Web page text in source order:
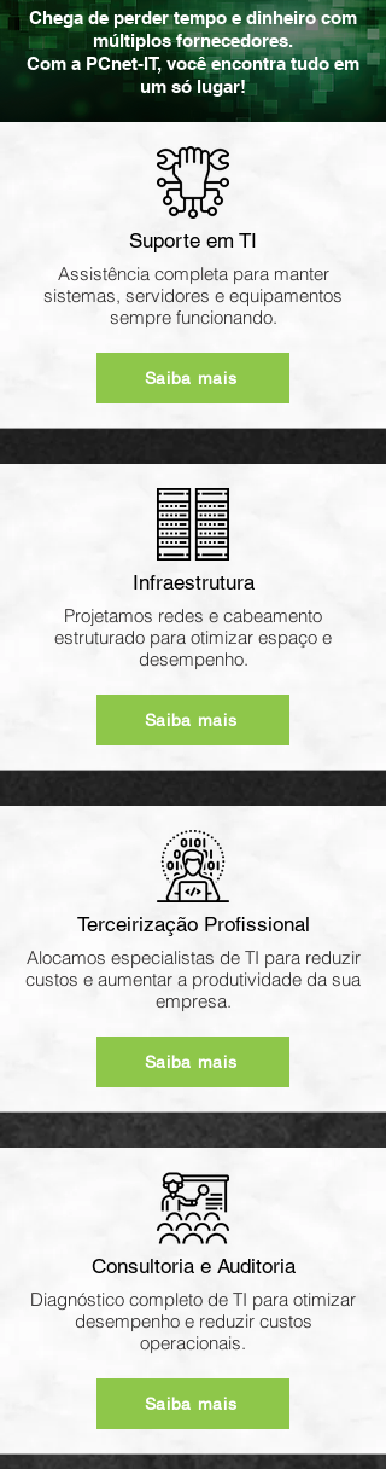
Chega de perder tempo e dinheiro com
múltiplos fornecedores.
Com a PCnet-IT, você encontra tudo em
um só lugar!
Suporte em TI
Assistência completa para manter
sistemas, servidores e equipamentos
sempre funcionando.
Saiba mais
Infraestrutura
Projetamos redes e cabeamento
estruturado para otimizar espaço e
desempenho.
Saiba mais
Terceirização Profissional
Alocamos especialistas de TI para reduzir
custos e aumentar a produtividade da sua
empresa.
Saiba mais
Consultoria e Auditoria
Diagnóstico completo de TI para otimizar
desempenho e reduzir custos
operacionais.
Saiba mais